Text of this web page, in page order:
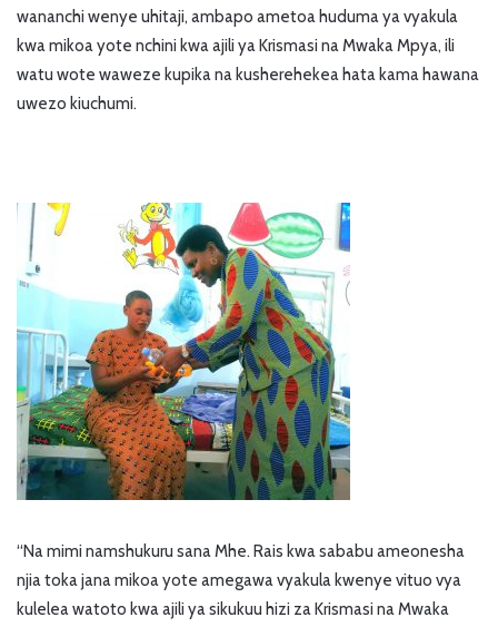
wananchi wenye uhitaji, ambapo ametoa huduma ya vyakula
kwa mikoa yote nchini kwa ajili ya Krismasi na Mwaka Mpya, ili
watu wote waweze kupika na kusherehekea hata kama hawana
uwezo kiuchumi.
“Na mimi namshukuru sana Mhe. Rais kwa sababu ameonesha
njia toka jana mikoa yote amegawa vyakula kwenye vituo vya
kulelea watoto kwa ajili ya sikukuu hizi za Krismasi na Mwaka